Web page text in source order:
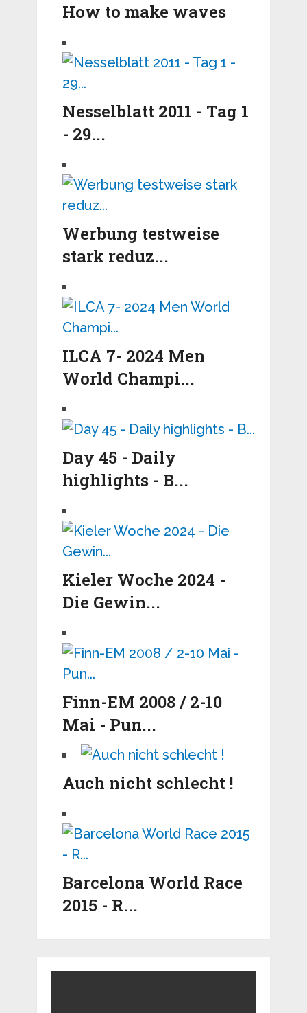
How to make waves
Nesselblatt 2011 - Tag 1
- 29...
Werbung testweise
stark reduz...
ILCA 7- 2024 Men
World Champi...
Day 45 - Daily
highlights - B...
Kieler Woche 2024 -
Die Gewin...
Finn-EM 2008 / 2-10
Mai - Pun...
Auch nicht schlecht !
Barcelona World Race
2015 - R...